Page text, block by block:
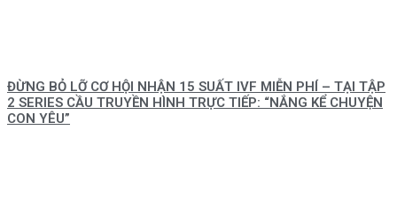
ĐỪNG BỎ LỠ CƠ HỘI NHẬN 15 SUẤT IVF MIỄN PHÍ – TẠI TẬP
2 SERIES CẦU TRUYỀN HÌNH TRỰC TIẾP: “NẮNG KỂ CHUYỆN
CON YÊU”